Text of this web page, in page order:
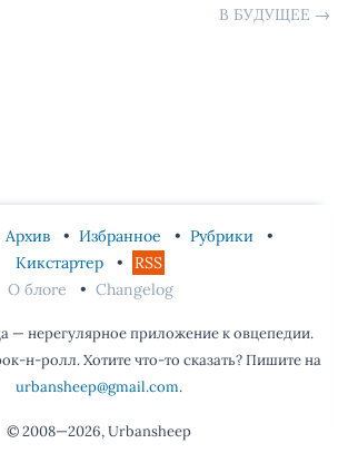
В БУДУЩЕЕ →
Архив Избранное
Рубрики
Кикстартер
RSS
О блоге
Changelog
— нерегулярное приложение к овцепедии.
н-ролл. Хотите что-то сказать? Пишите на
urbansheep@gmail.com.
© 2008—2026, Urbansheep